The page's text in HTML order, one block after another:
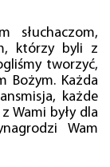
słuchaczom,
którzy byli z
tworzyć,
Bożym. Każda
każde
Wami były dla
Wam